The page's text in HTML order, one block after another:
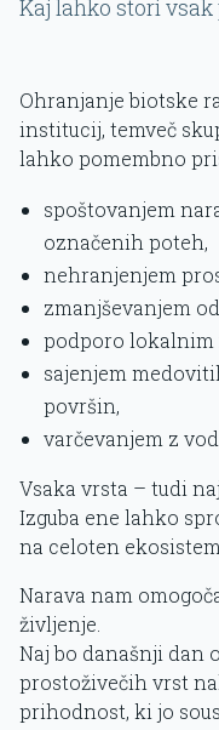
Kaj lahko stori vsak
Ohranjanje biotske
institucij, temveč
lahko pomembno
spoštovanjem
označenih poteh,
nehranjenjem
zmanjševanjem
podporo
sajenjem
površin,
varčevanjem z
Vsaka vrsta – tudi
Izguba ene lahko
na celoten ekosistem.
Narava nam
življenje.
Naj bo današnji dan
prostoživečih vrst
prihodnost, ki jo